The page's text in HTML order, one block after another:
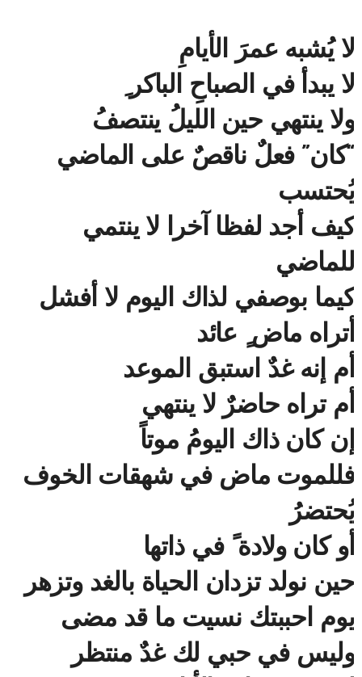
لا يُشبه عمرَ الأيامِ
لا يبدأ في الصباحِ الباكر ِ
ولا ينتهي حين الليلُ ينتصفُ
“كان” فعلٌ ناقصٌ على الماضي
يُحتسب
كيف أجد لفظا آخرا لا ينتمي
للماضي
كيما بوصفي لذاك اليوم لا أفشل
أتراه ماض ٍ عائد
أم إنه غدٌ استبق الموعد
أم تراه حاضرٌ لا ينتهي
إن كان ذاك اليومُ موتاً
فللموت ماض في شهقات الخوف
يُحتضرُ
أو كان ولادة ً في ذاتها
حين نولد تزدان الحياة بالغد وتزهر
يوم احببتك نسيت ما قد مضى
وليس في حبي لك غدٌ منتظر